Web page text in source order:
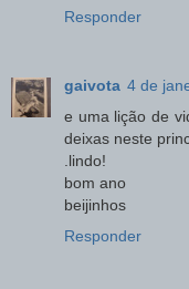
Responder
gaivota 4 de
e uma lição de
deixas neste
.lindo!
bom ano
beijinhos
Responder